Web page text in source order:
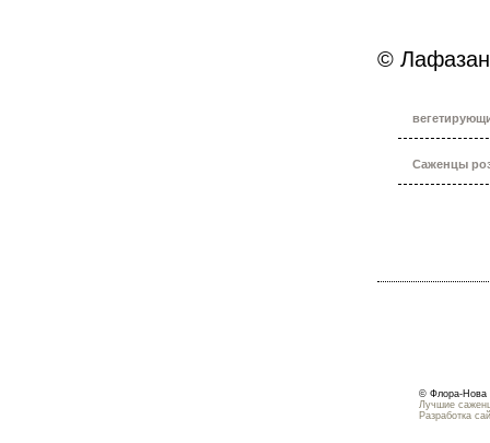
©
Саженцы
© Флора-Нова
Лучшие
Разработка